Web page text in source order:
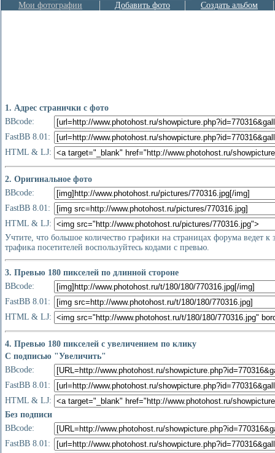
Мои фотографии
Добавить фото Создать альбом
1. Адрес странички с фото
BBcode:
FastBB 8.01:
HTML & LJ:
2. Оригинальное фото
BBcode:
FastBB 8.01:
HTML & LJ:
Учтите, что большое количество графики на страницах форума ведет
трафика посетителей воспользуйтесь кодами с превью.
3. Превью 180 пикселей по длинной стороне
BBcode:
FastBB 8.01:
HTML & LJ:
4. Превью 180 пикселей с увеличением по клику
С подписью "Увеличить"
BBcode:
FastBB 8.01:
HTML & LJ:
Без подписи
BBcode:
FastBB 8.01: